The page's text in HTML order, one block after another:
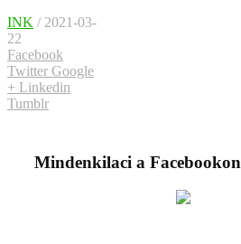
INK / 2021-03-
22
Facebook
Twitter Google
+ Linkedin
Tumblr
Mindenkilaci a Facebookon